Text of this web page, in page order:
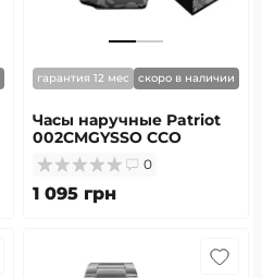
гарантия 12 мес скоро в наличии
Часы наручные Patriot
002CMGYSSO ССО
Серый камуфляж +
Коробка
0
1 095 грн